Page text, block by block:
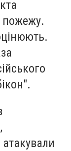
пожежу.